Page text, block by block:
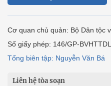
Cơ quan chủ quản: Bộ Dân tộc
Số giấy phép: 146/GP-
Tổng biên tập: Nguyễn Văn Bá
Liên hệ tòa soạn